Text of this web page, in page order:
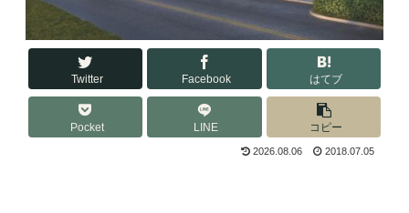
Twitter Facebook はてブ
Pocket LINE コピー
2026.08.06 2018.07.05